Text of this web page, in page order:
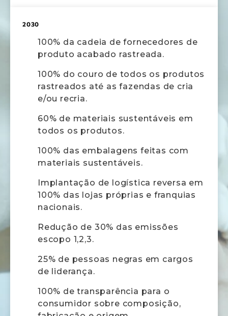
2030
100% da cadeia de fornecedores de
produto acabado rastreada.
100% do couro de todos os produtos
rastreados até as fazendas de cria
e/ou recria.
60% de materiais sustentáveis em
todos os produtos.
100% das embalagens feitas com
materiais sustentáveis.
Implantação de logística reversa em
100% das lojas próprias e franquias
nacionais.
Redução de 30% das emissões
escopo 1,2,3.
25% de pessoas negras em cargos
de liderança.
100% de transparência para o
consumidor sobre composição,